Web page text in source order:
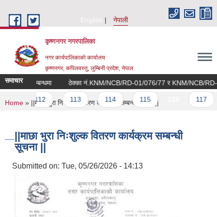
English
नेपाली
कृष्णनगर नगरपालिका
नगर कार्यपालिकाको कार्यालय
कृष्णनगर, कपिलवस्तु, लुम्बिनी प्रदेश, नेपाल
समाचार
गर्ने सम्बन्धमा
112 113 114 115 116
You are here
Home » ||माछा भुरा निःशुल्क वितरण कार्यक्रम सम्बन्धी सूचना ||
||माछा भुरा निःशुल्क वितरण कार्यक्रम सम्बन्धी
सूचना ||
Submitted on: Tue, 05/26/2026 - 14:13